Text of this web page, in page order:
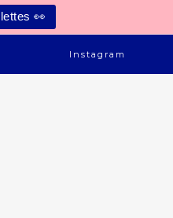
👀
Instagram